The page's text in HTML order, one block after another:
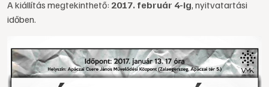
A kiállítás megtekinthető: 2017. február 4-ig, nyitvatartási
időben.